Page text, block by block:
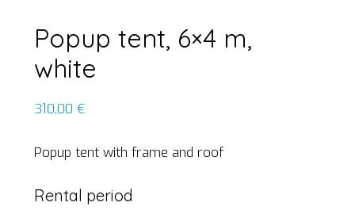
Popup tent, 6×4 m,
white
310,00 €
Popup tent with frame and roof
Rental period